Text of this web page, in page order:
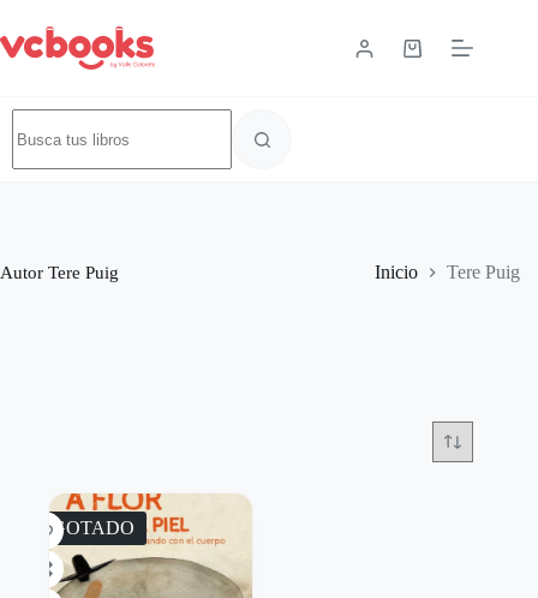
Autor Tere Puig Inicio Tere Puig
AGOTADO